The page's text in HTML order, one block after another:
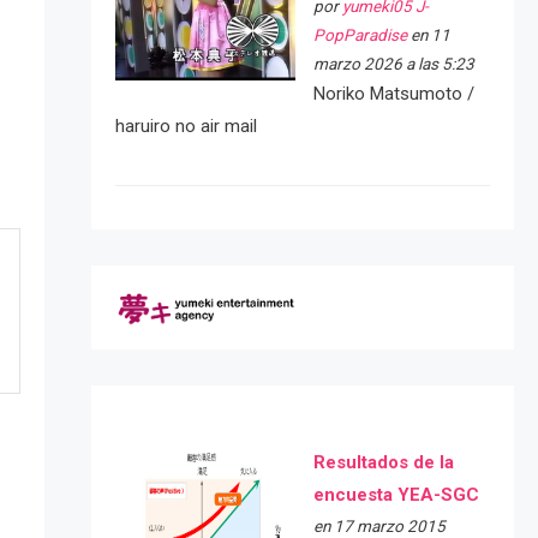
por yumeki05 J-
PopParadiseen 11
marzo 2026 a las 5:23
Noriko Matsumoto /
haruiro no air mail
Resultados de la
encuesta YEA-SGC
en 17 marzo 2015